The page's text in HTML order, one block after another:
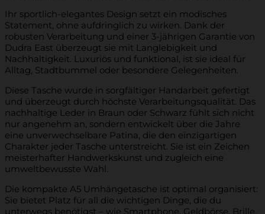
Ihr sportlich-elegantes Design setzt ein modisches
Statement, ohne aufdringlich zu wirken. Dank der
robusten Verarbeitung und einer 3-jährigen Garantie von
Dudra East überzeugt sie mit Langlebigkeit und
Nachhaltigkeit. Luxuriös und funktional, ist sie ideal für
Alltag, Stadtbummel oder besondere Gelegenheiten.
Diese Tasche wurde in sorgfältiger Handarbeit gefertigt
und überzeugt durch höchste Verarbeitungsqualität. Das
nachhaltige Leder in Braun oder Schwarz fühlt sich nicht
nur angenehm an, sondern entwickelt über die Jahre
eine unverwechselbare Patina, die den einzigartigen
Charakter jeder Tasche unterstreicht. Sie ist ein Zeichen
meisterhafter Handwerkskunst und zugleich eine
umweltbewusste Wahl.
Die kompakte A5 Umhängetasche ist optimal organisiert:
Sie bietet Platz für all die wichtigen Dinge, die du
unterwegs benötigst – wie Smartphone, Geldbörse, Brille,